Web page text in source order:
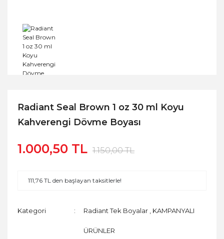
Radiant Seal Brown 1 oz 30 ml Koyu
Kahverengi Dövme Boyası
1.000,50 TL 1.150,00 TL
111,76 TL den başlayan taksitlerle!
Kategori Radiant Tek Boyalar KAMPANYALI
ÜRÜNLER